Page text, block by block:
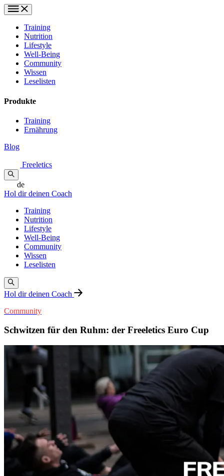
Training
Nutrition
Lifestyle
Well-Being
Community
Wissen
Leselisten
Produkte
Training
Ernährung
Blog
Freeletics
de
Hol dir deinen Coach
Training
Nutrition
Lifestyle
Well-Being
Community
Wissen
Leselisten
Hol dir deinen Coach
Community
Schwitzen für den Ruhm: der Freeletics Euro Cup